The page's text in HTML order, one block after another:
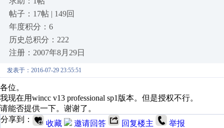
帖子：17帖 | 149回
年度积分：6
历史总积分：222
注册：2007年8月29日
发表于：2016-07-29 23:55:51
各位。
我现在用wincc v13 professional sp1版本。但是授权不行。
请能否提供一下。谢谢了。
分享到：
收藏 邀请回答 回复楼主 举报